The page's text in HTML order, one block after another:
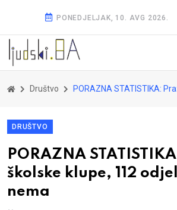
PONEDJELJAK, 10. AVG 2026.
Društvo PORAZNA STATISTIKA: Prazne školske klupe, 112 odjeljenja više
DRUŠTVO
PORAZNA
školske klupe, 112
nema